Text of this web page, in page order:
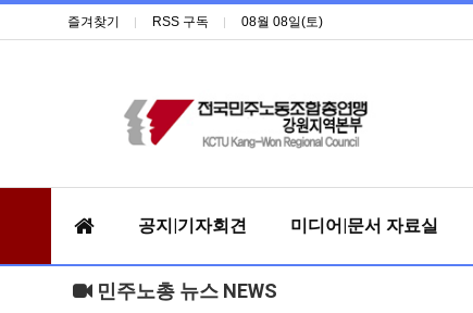
즐겨찾기 RSS 구독 08월 08일(토)
공지|기자회견 미디어|문서 자료실
민주노총 뉴스 NEWS